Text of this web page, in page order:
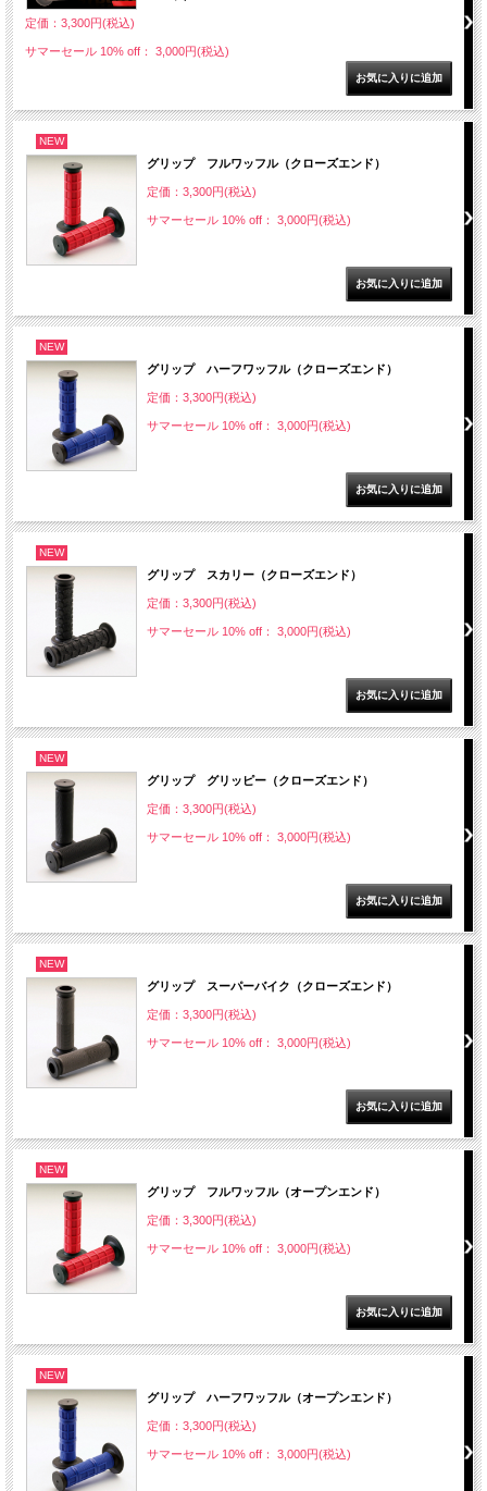
定価：3,300円(税込)
サマーセール 10% off： 3,000円(税込)
NEW
グリップ フルワッフル（クローズエンド）
定価：3,300円(税込)
サマーセール 10% off： 3,000円(税込)
NEW
グリップ ハーフワッフル（クローズエンド）
定価：3,300円(税込)
サマーセール 10% off： 3,000円(税込)
NEW
グリップ スカリー（クローズエンド）
定価：3,300円(税込)
サマーセール 10% off： 3,000円(税込)
NEW
グリップ グリッピー（クローズエンド）
定価：3,300円(税込)
サマーセール 10% off： 3,000円(税込)
NEW
グリップ スーパーバイク（クローズエンド）
定価：3,300円(税込)
サマーセール 10% off： 3,000円(税込)
NEW
グリップ フルワッフル（オープンエンド）
定価：3,300円(税込)
サマーセール 10% off： 3,000円(税込)
NEW
グリップ ハーフワッフル（オープンエンド）
定価：3,300円(税込)
サマーセール 10% off： 3,000円(税込)